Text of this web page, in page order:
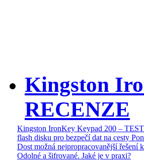
Kingston
RECENZE
Kingston IronKey Keypad 200 –
flash disku pro bezpečí dat na cesty
Dost možná nejpropracovanější řešení
Odolné a šifrované. Jaké je v praxi?